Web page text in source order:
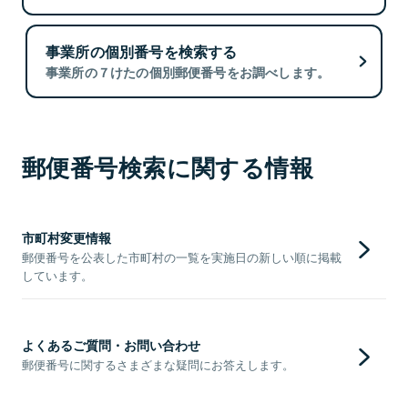
事業所の個別番号を検索する
事業所の７けたの個別郵便番号をお調べします。
郵便番号検索に関する情報
市町村変更情報
郵便番号を公表した市町村の一覧を実施日の新しい順に掲載
しています。
よくあるご質問・お問い合わせ
郵便番号に関するさまざまな疑問にお答えします。